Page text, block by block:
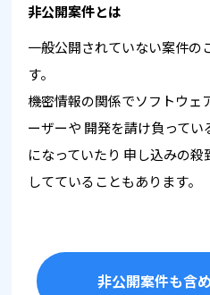
非公開案件とは
一般公開されていない案件の
す。
機密情報の関係でソフトウェ
ーザーや 開発を請け負って
になっていたり 申し込みの殺
してていることもあります。
非公開案件も含